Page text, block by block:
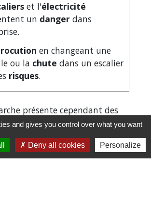
et l'électricité
un danger dans
en changeant une
ou la chute dans un escalier
risques.
présente cependant des
en fonction de l'effectif de
and gives you control over what you want
Deny all cookies Personalize